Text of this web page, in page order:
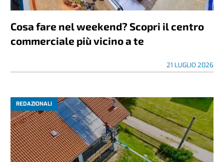
Cosa fare nel weekend? Scopri il centro
commerciale più vicino a te
21 LUGLIO 2026
REDAZIONALI